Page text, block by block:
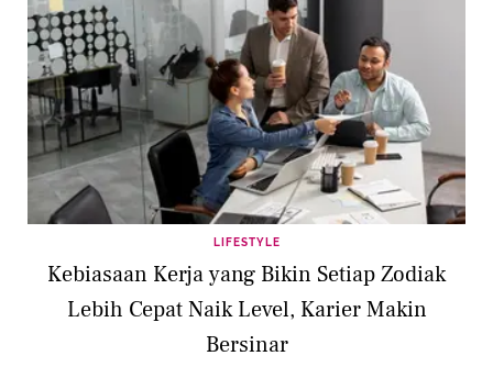
LIFESTYLE
Kebiasaan Kerja yang Bikin Setiap Zodiak
Lebih Cepat Naik Level, Karier Makin
Bersinar